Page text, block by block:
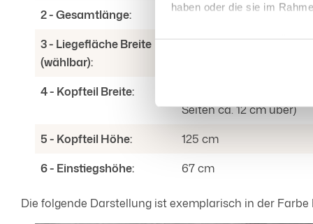
haben oder die sie im
Dabei kann auch eine
Datenschutzhinweisen
oben beschriebene
Einwilligung jederzeit von
2 - Gesamtlänge:
Liegefläche Länge + 14
3 - Liegefläche Breite
(wählbar):
140 | 160 | 180 | 200 cm
4 - Kopfteil Breite:
Liegefläche Breite +
Seiten ca. 12 cm über)
5 - Kopfteil Höhe:
125 cm
6 - Einstiegshöhe:
67 cm
Die folgende Darstellung ist exemplarisch in der